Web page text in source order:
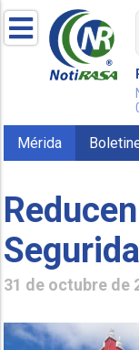
Mérida
31 de octubre de